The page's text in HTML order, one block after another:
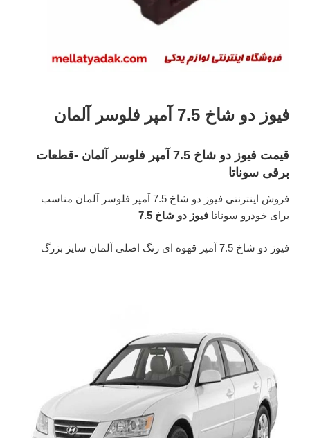
فیوز دو شاخ 7.5 آمپر فلوسر آلمان
قیمت فیوز دو شاخ 7.5 آمپر فلوسر آلمان -قطعات
برقی سوناتا
فروش اینترنتی فیوز دو شاخ 7.5 آمپر فلوسر آلمان مناسب
برای خودرو سوناتا فیوز دو شاخ 7.5
فیوز دو شاخ 7.5 آمپر قهوه ای رنگ اصلی آلمان سایز بزرگ